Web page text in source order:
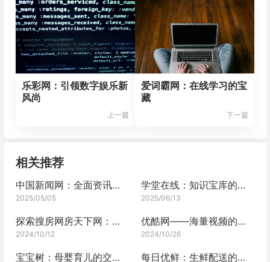
乐彩网：引领数字娱乐新
风尚
上一篇
爱词霸网：在线学习的宝
藏
下一篇
相关推荐
中国新闻网：全面资讯的汇聚地
2025/05/05
学堂在线：知识宝库的共享殿堂
2025/06/13
探索搜房网房天下网：一站式房产服务新体验
2024/10/12
优酷网——海量视频的精彩世界
2024/10/26
宝宝树：母婴育儿的交流圈 每日优鲜：生鲜配送的便捷平台